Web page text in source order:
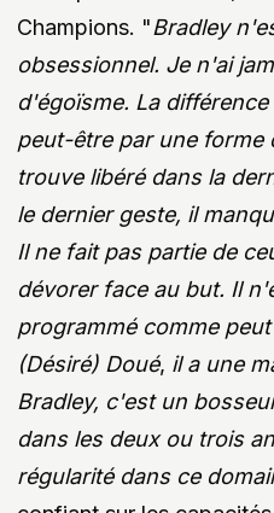
Champions. "Bradley
obsessionnel. Je n'ai
d'égoïsme. La différence
peut-être par une forme
trouve libéré dans la
le dernier geste, il
Il ne fait pas partie de
dévorer face au but. Il
programmé comme
(Désiré) Doué, il a une
Bradley, c'est un
dans les deux ou trois
régularité dans ce